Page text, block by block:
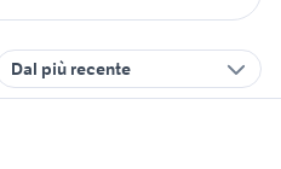
Dal più recente